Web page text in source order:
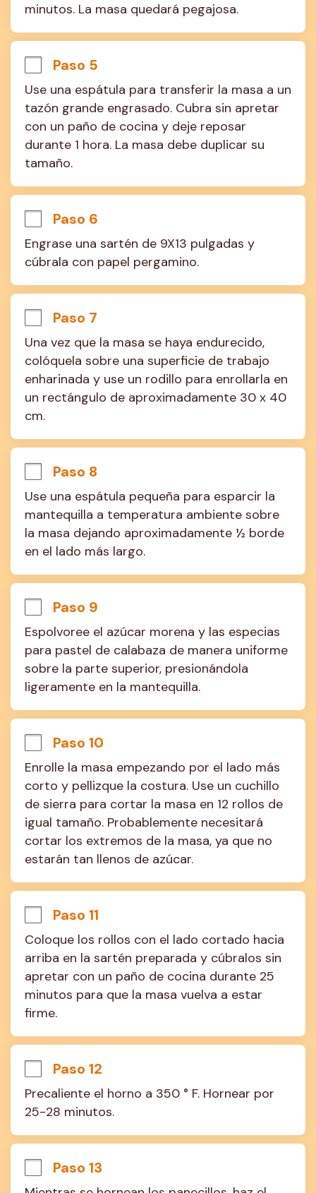
minutos. La masa quedará pegajosa.
Paso 5
Use una espátula para transferir la masa a un
tazón grande engrasado. Cubra sin apretar
con un paño de cocina y deje reposar
durante 1 hora. La masa debe duplicar su
tamaño.
Paso 6
Engrase una sartén de 9X13 pulgadas y
cúbrala con papel pergamino.
Paso 7
Una vez que la masa se haya endurecido,
colóquela sobre una superficie de trabajo
enharinada y use un rodillo para enrollarla en
un rectángulo de aproximadamente 30 x 40
cm.
Paso 8
Use una espátula pequeña para esparcir la
mantequilla a temperatura ambiente sobre
la masa dejando aproximadamente ½ borde
en el lado más largo.
Paso 9
Espolvoree el azúcar morena y las especias
para pastel de calabaza de manera uniforme
sobre la parte superior, presionándola
ligeramente en la mantequilla.
Paso 10
Enrolle la masa empezando por el lado más
corto y pellizque la costura. Use un cuchillo
de sierra para cortar la masa en 12 rollos de
igual tamaño. Probablemente necesitará
cortar los extremos de la masa, ya que no
estarán tan llenos de azúcar.
Paso 11
Coloque los rollos con el lado cortado hacia
arriba en la sartén preparada y cúbralos sin
apretar con un paño de cocina durante 25
minutos para que la masa vuelva a estar
firme.
Paso 12
Precaliente el horno a 350 ° F. Hornear por
25-28 minutos.
Paso 13